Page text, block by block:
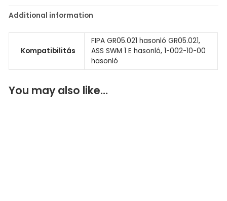
Additional information
Kompatibilitás
FIPA GR05.021 hasonló GR05.021,
ASS SWM 1 E hasonló, 1-002-10-00
hasonló
You may also like…